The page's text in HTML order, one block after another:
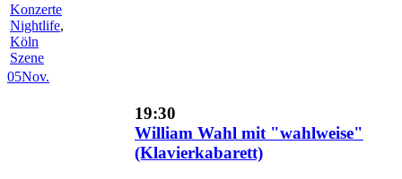
Konzerte
Nightlife,
Köln
Szene
05Nov.
19:30
William Wahl mit "wahlweise"
(Klavierkabarett)